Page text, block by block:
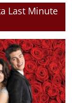
Last Minute